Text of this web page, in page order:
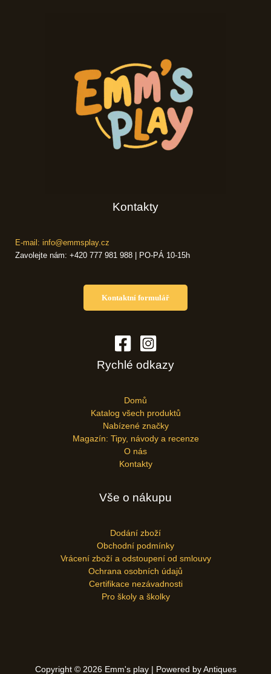
Kontakty
E-mail: info@emmsplay.cz
Zavolejte nám: +420 777 981 988 | PO-PÁ 10-15h
Kontaktní formulář
Rychlé odkazy
Domů
Katalog všech produktů
Nabízené značky
Magazín: Tipy, návody a recenze
O nás
Kontakty
Vše o nákupu
Dodání zboží
Obchodní podmínky
Vrácení zboží a odstoupení od smlouvy
Ochrana osobních údajů
Certifikace nezávadnosti
Pro školy a školky
Copyright © 2026 Emm's play | Powered by Antiques